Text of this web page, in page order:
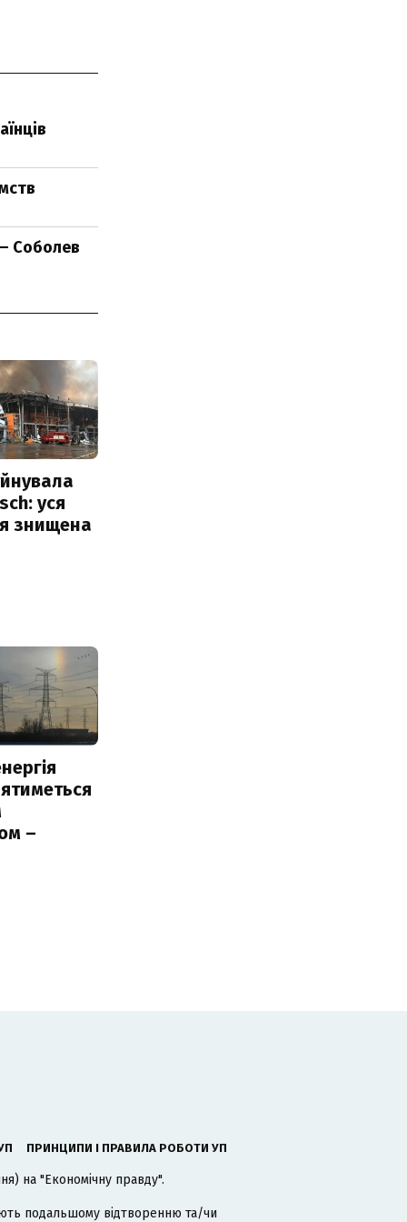
Соболев
уся
знищена
–
ПРИНЦИПИ І ПРАВИЛА РОБОТИ УП
на "Економічну правду".
подальшому відтворенню та/чи